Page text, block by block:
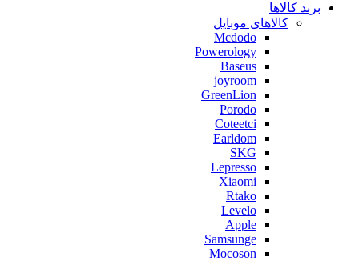
برند کالاها
کالاهای موبایل
Mcdodo
Powerology
Baseus
joyroom
GreenLion
Porodo
Coteetci
Earldom
SKG
Lepresso
Xiaomi
Rtako
Levelo
Apple
Samsunge
Mocoson